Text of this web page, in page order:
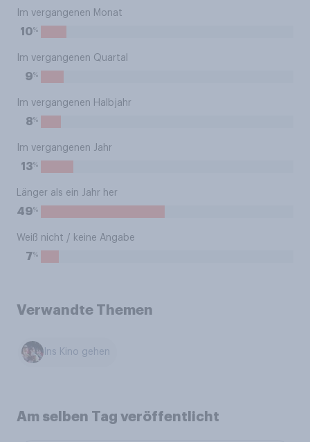
Im vergangenen Monat
10%
Im vergangenen Quartal
9%
Im vergangenen Halbjahr
8%
Im vergangenen Jahr
13%
Länger als ein Jahr her
49%
Weiß nicht / keine Angabe
7%
Verwandte Themen
Ins Kino gehen
Am selben Tag veröffentlicht